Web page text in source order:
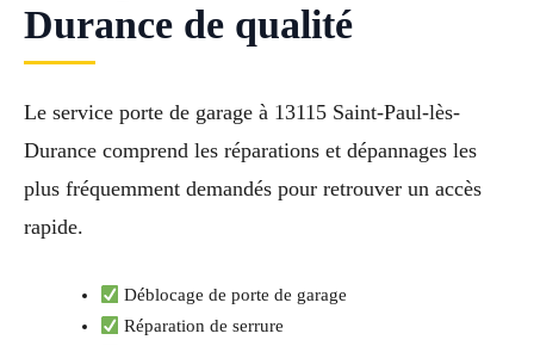
Durance de qualité
Le service porte de garage à 13115 Saint-Paul-lès-
Durance comprend les réparations et dépannages les
plus fréquemment demandés pour retrouver un accès
rapide.
Déblocage de porte de garage
Réparation de serrure